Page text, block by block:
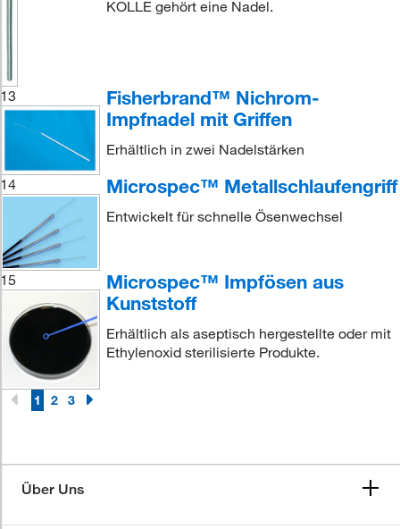
KOLLE gehört eine Nadel.
13
Fisherbrand™ Nichrom-
Impfnadel mit Griffen
Erhältlich in zwei Nadelstärken
14
Microspec™ Metallschlaufengriff
Entwickelt für schnelle Ösenwechsel
15
Microspec™ Impfösen aus
Kunststoff
Erhältlich als aseptisch hergestellte oder mit
Ethylenoxid sterilisierte Produkte.
1 2 3
Über Uns